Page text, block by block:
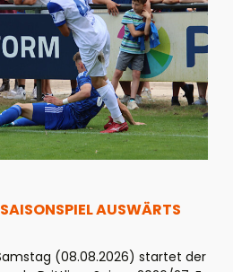
AUSWÄRTS
(08.08.2026) startet der